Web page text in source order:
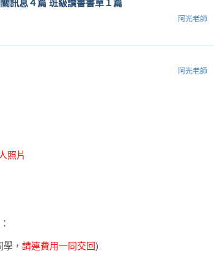
訊息４篇 班級讀書書單１篇
阿光老師
阿光老師
照片
， 請連費用一同交回)